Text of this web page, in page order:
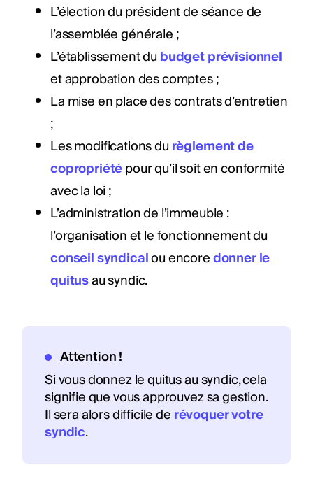
L’élection du président de séance de
l’assemblée générale ;
L’établissement dubudget prévisionnel
et approbation des comptes ;
La mise en place des contrats d’entretien
;
Les modifications durèglement de
copropriétépour qu’il soit en conformité
avec la loi ;
L’administration de l’immeuble :
l’organisation et le fonctionnement du
conseil syndicalou encoredonner le
quitusau syndic.
Attention !
Si vous donnez le quitus au syndic, cela
signifie que vous approuvez sa gestion.
Il sera alors difficile derévoquer votre
syndic.